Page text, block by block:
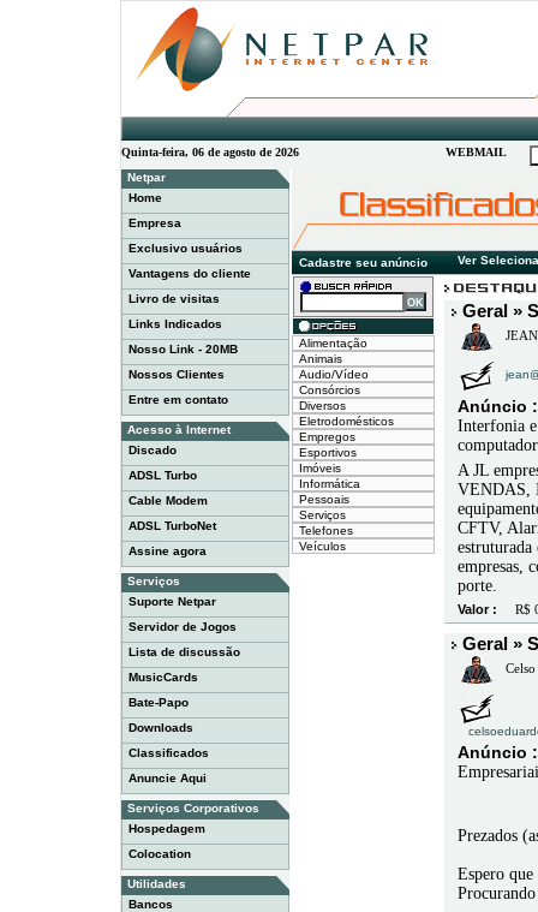
Quinta-feira, 06 de agosto de 2026
WEBMAIL
Netpar
Home
Empresa
Exclusivo usuários
Vantagens do cliente
Livro de visitas
Links Indicados
Nosso Link - 20MB
Nossos Clientes
Entre em contato
Acesso à Internet
Discado
ADSL Turbo
Cable Modem
ADSL TurboNet
Assine agora
Serviços
Suporte Netpar
Servidor de Jogos
Lista de discussão
MusicCards
Bate-Papo
Downloads
Classificados
Anuncie Aqui
Serviços Corporativos
Hospedagem
Colocation
Utilidades
Bancos
Cadastre seu anúncio Ver
Alimentação
Animais
Audio/Vídeo
Consórcios
Diversos
Eletrodomésticos
Empregos
Esportivos
Imóveis
Informática
Pessoais
Serviços
Telefones
Veículos
Geral »
Anúncio :
Interfonia e
A JL
VENDAS,
CFTV,
estruturada
empresas,
porte.
Valor : R$
Geral »
Celso
Anúncio :
Prezados
Espero